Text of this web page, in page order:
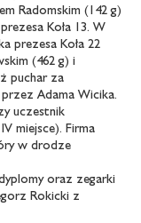
Radomskim (142 g)
Koła 13. W
prezesa Koła 22
(462 g) i
puchar za
Adama Wicika.
uczestnik
miejsce). Firma
w drodze
oraz zegarki
Rokicki z